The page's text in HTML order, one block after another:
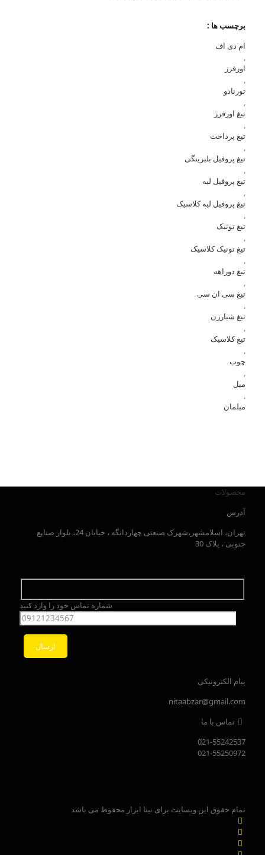
برچسب ها :
ام دی اف
,
اورفرز
,
تورنادو
,
تیغ اورفرز
,
تیغ پرداخت
,
تیغ پروفیل بلبرینگی
,
تیغ پروفیل لبه
,
تیغ پروفیل لبه کلاسیک
,
تیغ تونیک
,
تیغ تونیک کلاسیک
,
تیغ دوراهه
,
تیغ سی ان سی
,
تیغ شیارزن
,
تیغ کلاسیک
,
چوب
,
مبل
,
مبلمان
محصولات
آدرس
تهران، اسلامشهر،شهرک صنعتی چهاردانگه ، خیابان 24، بلوار صنایع
جنوبی ، پلاک 30
شماره تماس خود را وارد کنید
پیام الکترونیکی
nitaabzar@gmail.com
تماس با ما
021-55242537
021-55250972
تمام حقوق این وبسایت برای نیتا ابزار محفوظ می باشد